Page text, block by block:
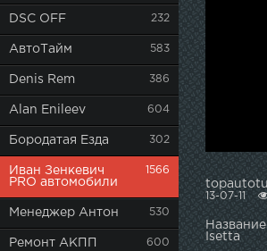
DSC OFF 232
АвтоТайм 583
Denis Rem 386
Alan Enileev 604
Бородатая Езда 302
Иван Зенкевич
PRO автомобили
1566
Менеджер Антон 530
Ремонт АКПП 600
13-07-11
Isetta